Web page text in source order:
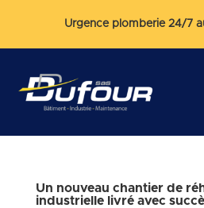
Urgence plomberie 24/7
Un nouveau chantier de
industrielle livré avec